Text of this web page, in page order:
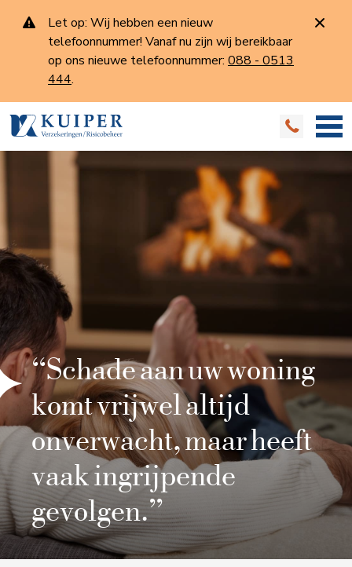
Let op: Wij hebben een nieuw
telefoonnummer! Vanaf nu zijn wij bereikbaar
op ons nieuwe telefoonnummer: 088 - 0513
444.
“Schade aan uw woning
komt vrijwel altijd
onverwacht, maar heeft
vaak ingrijpende
gevolgen.”